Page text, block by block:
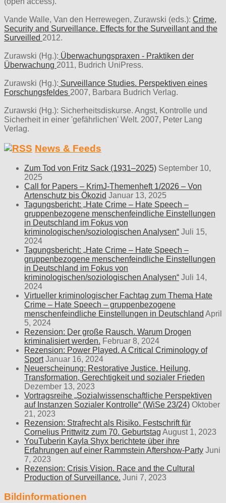
Vande Walle, Van den Herrewegen, Zurawski (eds.): Crime,
Security and Surveillance. Effects for the Surveillant and the
Surveilled 2012.
Zurawski (Hg.): Überwachungspraxen - Praktiken der
Überwachung 2011, Budrich UniPress.
Zurawski (Hg.): Surveillance Studies. Perspektiven eines
Forschungsfeldes 2007, Barbara Budrich Verlag.
Zurawski (Hg.): Sicherheitsdiskurse. Angst, Kontrolle und
Sicherheit in einer 'gefährlichen' Welt. 2007, Peter Lang
Verlag.
News & Feeds
Zum Tod von Fritz Sack (1931–2025) September 10,
2025
Call for Papers – KrimJ-Themenheft 1/2026 – Von
Artenschutz bis Ökozid Januar 13, 2025
Tagungsbericht: „Hate Crime – Hate Speech –
gruppenbezogene menschenfeindliche Einstellungen
in Deutschland im Fokus von
kriminologischen/soziologischen Analysen“ Juli 15,
2024
Tagungsbericht: „Hate Crime – Hate Speech –
gruppenbezogene menschenfeindliche Einstellungen
in Deutschland im Fokus von
kriminologischen/soziologischen Analysen“ Juli 14,
2024
Virtueller kriminologischer Fachtag zum Thema Hate
Crime – Hate Speech – gruppenbezogene
menschenfeindliche Einstellungen in Deutschland April
5, 2024
Rezension: Der große Rausch. Warum Drogen
kriminalisiert werden. Februar 8, 2024
Rezension: Power Played. A Critical Criminology of
Sport Januar 16, 2024
Neuerscheinung: Restorative Justice. Heilung,
Transformation, Gerechtigkeit und sozialer Frieden
Dezember 13, 2023
Vortragsreihe „Sozialwissenschaftliche Perspektiven
auf Instanzen Sozialer Kontrolle“ (WiSe 23/24) Oktober
21, 2023
Rezension: Strafrecht als Risiko. Festschrift für
Cornelius Prittwitz zum 70. Geburtstag August 1, 2023
YouTuberin Kayla Shyx berichtete über ihre
Erfahrungen auf einer Rammstein Aftershow-Party Juni
7, 2023
Rezension: Crisis Vision. Race and the Cultural
Production of Surveillance. Juni 7, 2023
Bildinformationen